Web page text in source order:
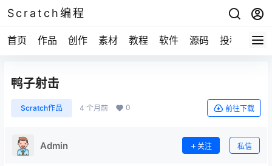
Scratch编程
首页 作品 创作 素材 教程 软件 源码 投稿 关于
鸭子射击
Scratch作品 4 个月前 0 前往下载
Admin 关注 私信